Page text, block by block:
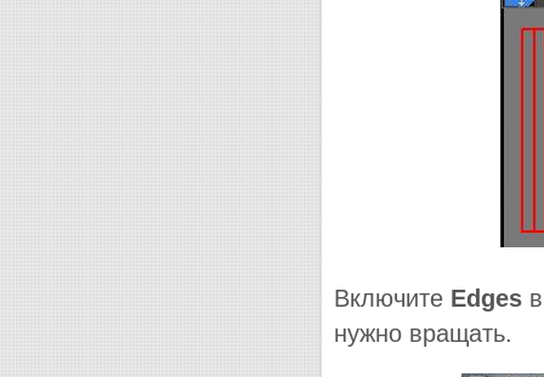
Включите Edges
нужно вращать.